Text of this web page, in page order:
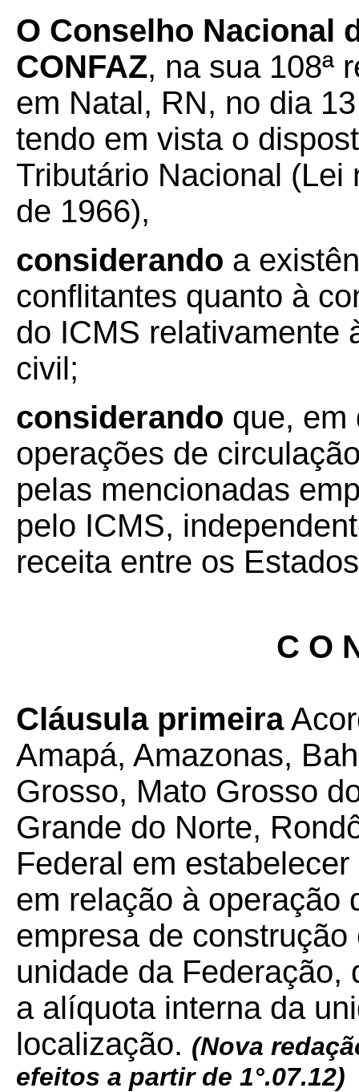
O Conselho Nacional
CONFAZ, na sua 108ª
em Natal, RN, no dia
tendo em vista o
Tributário Nacional (Lei
de 1966),
considerando a
conflitantes quanto à
do ICMS relativamente
civil;
considerando que, em
operações de
pelas mencionadas
pelo ICMS,
receita entre os
C O
Cláusula primeira
Amapá, Amazonas,
Grosso, Mato Grosso
Grande do Norte,
Federal em
em relação à operação
empresa de
unidade da Federação,
a alíquota interna da
localização. (Nova
efeitos a partir de 1°.07.12)